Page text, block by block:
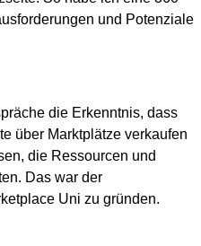
und Potenziale
die Erkenntnis, dass
über Marktplätze verkaufen
die Ressourcen und
Das war der
Uni zu gründen.